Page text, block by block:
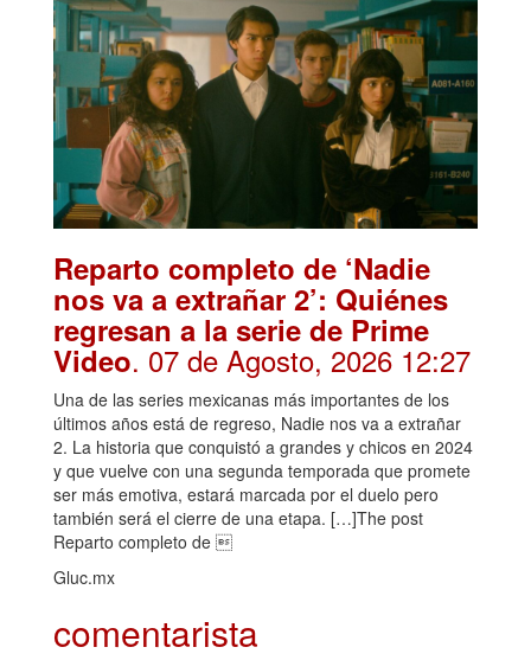
Reparto completo de ‘Nadie
nos va a extrañar 2’: Quiénes
regresan a la serie de Prime
Video. 07 de Agosto, 2026 12:27
Una de las series mexicanas más importantes de los
últimos años está de regreso, Nadie nos va a extrañar
2. La historia que conquistó a grandes y chicos en 2024
y que vuelve con una segunda temporada que promete
ser más emotiva, estará marcada por el duelo pero
también será el cierre de una etapa. […]The post
Reparto completo de 
Gluc.mx
comentarista